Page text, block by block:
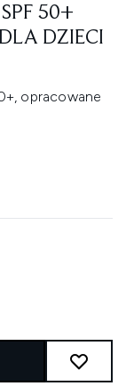
50+
DZIECI
opracowane